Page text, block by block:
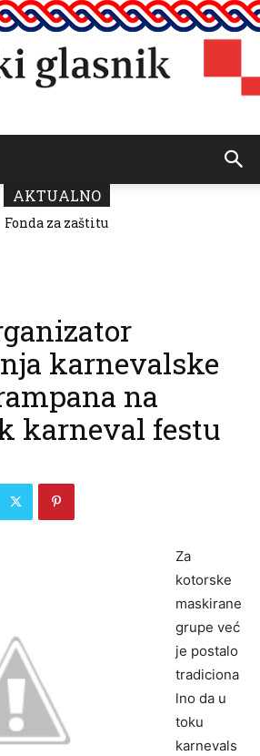
AKTUALNO
Fonda za zaštitu
2026.
karnevalske
na
karneval festu
Za
kotorske
maskirane
grupe već
je postalo
tradiciona
lno da u
toku
karnevals